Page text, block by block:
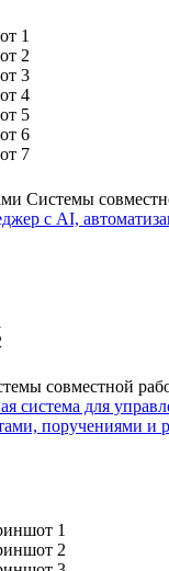
Системы
с AI,
совместной
система для
поручениями и